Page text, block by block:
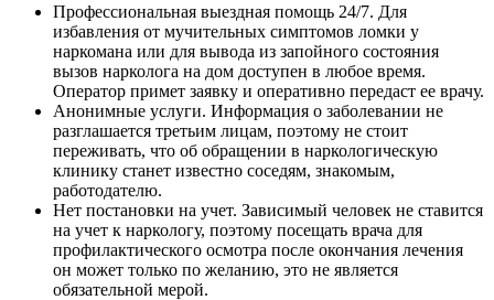
Профессиональная выездная помощь 24/7. Для
избавления от мучительных симптомов ломки у
наркомана или для вывода из запойного состояния
вызов нарколога на дом доступен в любое время.
Оператор примет заявку и оперативно передаст ее врачу.
Анонимные услуги. Информация о заболевании не
разглашается третьим лицам, поэтому не стоит
переживать, что об обращении в наркологическую
клинику станет известно соседям, знакомым,
работодателю.
Нет постановки на учет. Зависимый человек не ставится
на учет к наркологу, поэтому посещать врача для
профилактического осмотра после окончания лечения
он может только по желанию, это не является
обязательной мерой.